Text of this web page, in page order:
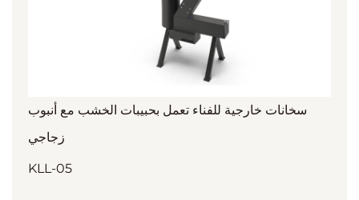
سخانات خارجية للفناء تعمل بحبيبات الخشب مع أنبوب
زجاجي
KLL-05